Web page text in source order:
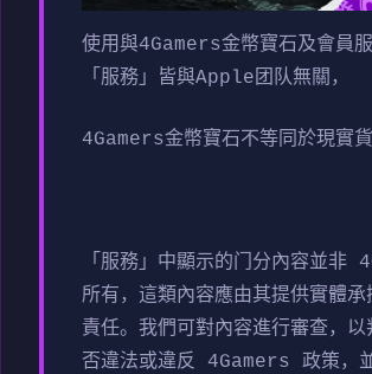
使用與4Gamers金幣寶石及會員
「服務」皆與Apple团队無關，
4Gamers金幣寶石不等同於現實貨
「服務」中顯示的门分內容並非
所有，這類內容應由其提供實體承
責任。我們可對內容進行審查，以
否違法或違反 4Gamers 政策，